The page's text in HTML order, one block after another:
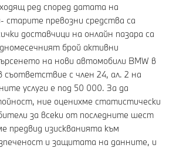
ред според датата на
старите превозни средства са
доставчици на онлайн пазара са
брой активни
на нови автомобили BMW в
съответствие с член 24, ал. 2 на
услуги е под 50 000. За да
ние оценихме статистически
за всеки от последните шест
предвид изискванията към
и защитата на данните, и